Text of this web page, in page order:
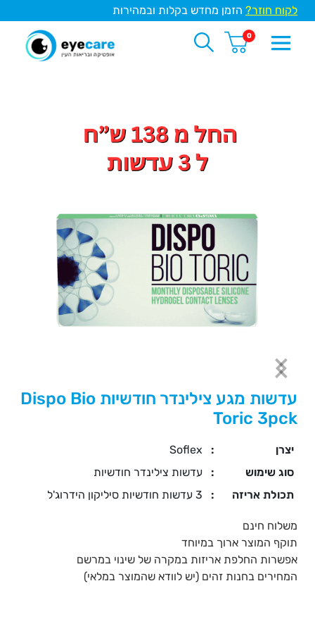
לקוח חוזר? הזמן מחדש בקלות ובמהירות
0
עדשות מגע צילינדר חודשיות Dispo Bio
Toric 3pck
יצרן :
Soflex
סוג שימוש
:
עדשות צילינדר חודשיות
תכולת אריזה
: 3 עדשות חודשיות סיליקון הידרוג'ל
משלוח חינם
תוקף המוצר ארוך במיוחד
אפשרות החלפת אריזות במקרה של שינוי במרשם
המחירים בחנות זהים (יש לוודא שהמוצר במלאי)